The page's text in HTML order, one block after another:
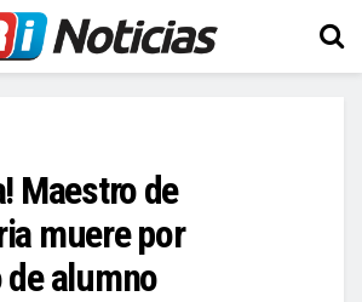
Maestro de
muere por
de alumno